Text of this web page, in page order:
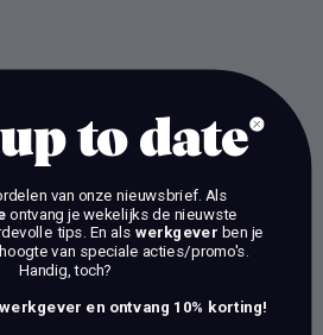
to date
van onze nieuwsbrief. Als
ontvang je wekelijks de nieuwste
tips. En als werkgever ben je
van speciale acties/promo's.
Handig, toch?
en ontvang 10% korting!